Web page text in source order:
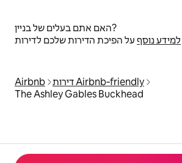
האם אתם בעלים של בניין?
למידע נוסף
Airbnb
דירות Airbnb‑friendly
The Ashley Gables Buckhead